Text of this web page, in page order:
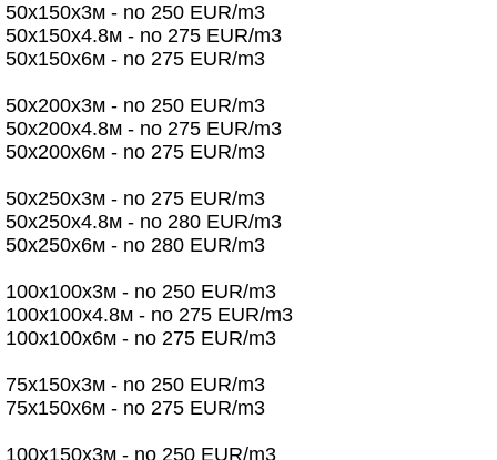
50х150х3м - no 250 EUR/m3
50х150х4.8м - no 275 EUR/m3
50х150х6м - no 275 EUR/m3
50х200х3м - no 250 EUR/m3
50х200х4.8м - no 275 EUR/m3
50х200х6м - no 275 EUR/m3
50х250х3м - no 275 EUR/m3
50х250х4.8м - no 280 EUR/m3
50х250х6м - no 280 EUR/m3
100х100х3м - no 250 EUR/m3
100х100х4.8м - no 275 EUR/m3
100х100х6м - no 275 EUR/m3
75х150х3м - no 250 EUR/m3
75х150х6м - no 275 EUR/m3
100х150х3м - no 250 EUR/m3